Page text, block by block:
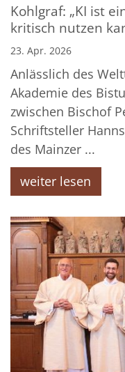
Kohlgraf: „KI ist
kritisch nutzen
23. Apr. 2026
Anlässlich des
Akademie des
zwischen Bischof
Schriftsteller
des Mainzer ...
weiter lesen